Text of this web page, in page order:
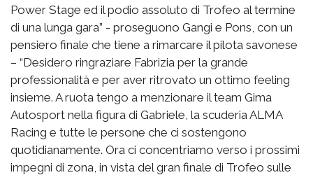
Power Stage ed il podio assoluto di Trofeo al termine
di una lunga gara” - proseguono Gangi e Pons, con un
pensiero finale che tiene a rimarcare il pilota savonese
– “Desidero ringraziare Fabrizia per la grande
professionalità e per aver ritrovato un ottimo feeling
insieme. A ruota tengo a menzionare il team Gima
Autosport nella figura di Gabriele, la scuderia ALMA
Racing e tutte le persone che ci sostengono
quotidianamente. Ora ci concentriamo verso i prossimi
impegni di zona, in vista del gran finale di Trofeo sulle